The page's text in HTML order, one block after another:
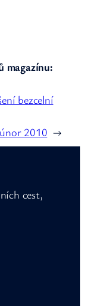
magazínu:
bezcelní
2010 →
cest,